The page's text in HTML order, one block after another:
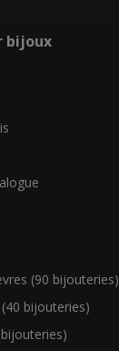
bijoux
(90 bijouteries)
bijouteries)
bijouteries)